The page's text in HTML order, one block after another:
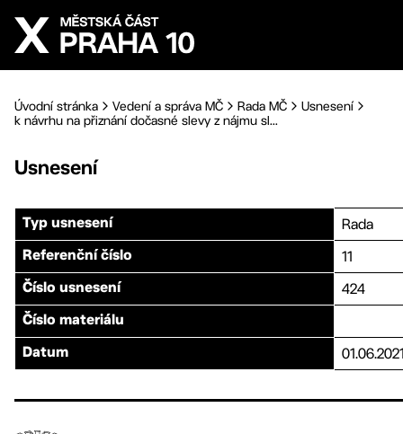
Přejít na hlavní obsah
Úvodní stránka Vedení a správa MČ Rada MČ
Usnesení
k návrhu na přiznání dočasné slevy z nájmu sl...
Usnesení
Typ usnesení Rada
Referenční číslo 11
Číslo usnesení 424
Číslo materiálu
Datum